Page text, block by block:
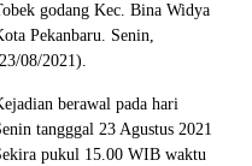
godang Kec. Bina Widya
Pekanbaru. Senin,
08/2021).
berawal pada hari
tangggal 23 Agustus 2021
pukul 15.00 WIB waktu